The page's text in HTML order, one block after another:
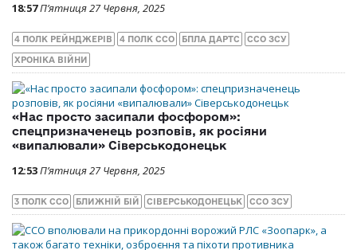
18:57П’ятниця 27 Червня, 2025
4 ПОЛК РЕЙНДЖЕРІВ 4 ПОЛК ССО БПЛА ДАРТС ССО ЗСУ
ХРОНІКА ВІЙНИ
«Нас просто засипали фосфором»:
спецпризначенець розповів, як росіяни
«випалювали» Сіверськодонецьк
12:53П’ятниця 27 Червня, 2025
3 ПОЛК ССО БЛИЖНІЙ БІЙ СІВЕРСЬКОДОНЕЦЬК ССО ЗСУ